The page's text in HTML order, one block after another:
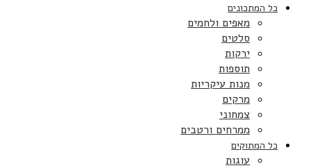
כל המתכונים
מאפים ולחמים
סלטים
ירקות
תוספות
מנות עיקריות
מרקים
צמחוני
ממרחים ורטבים
כל המתוקים
עוגות